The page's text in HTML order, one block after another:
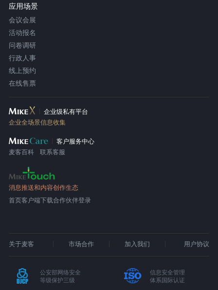
应用场景
会议会展
活动报名
问卷调研
行政人事
线上预约
在线售票
企业级私有平台
企业全场景信息收集
客户服务中心
麦客百科
联系客服
消息推送和内容创作生态
首页客户端下载合作伙伴登录
关于麦客 市场合作 加入我们 用户协议
公安部网络安全
等级保护三级
信息安全管理
体系国际认证